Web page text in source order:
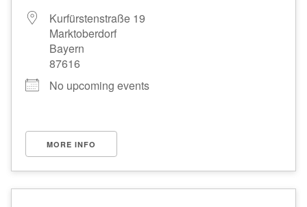
Kurfürstenstraße 19
Marktoberdorf
Bayern
87616
No upcoming events
MORE INFO